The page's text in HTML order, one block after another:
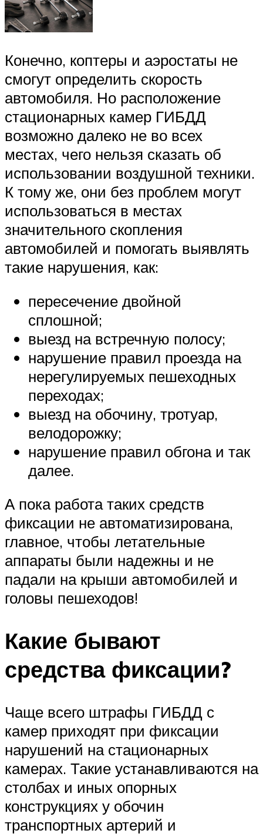
Конечно, коптеры и аэростаты не
смогут определить скорость
автомобиля. Но расположение
стационарных камер ГИБДД
возможно далеко не во всех
местах, чего нельзя сказать об
использовании воздушной техники.
К тому же, они без проблем могут
использоваться в местах
значительного скопления
автомобилей и помогать выявлять
такие нарушения, как:
пересечение двойной
сплошной;
выезд на встречную полосу;
нарушение правил проезда на
нерегулируемых пешеходных
переходах;
выезд на обочину, тротуар,
велодорожку;
нарушение правил обгона и так
далее.
А пока работа таких средств
фиксации не автоматизирована,
главное, чтобы летательные
аппараты были надежны и не
падали на крыши автомобилей и
головы пешеходов!
Какие бывают
средства фиксации?
Чаще всего штрафы ГИБДД с
камер приходят при фиксации
нарушений на стационарных
камерах. Такие устанавливаются на
столбах и иных опорных
конструкциях у обочин
транспортных артерий и